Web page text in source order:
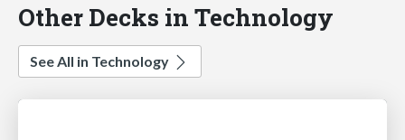
Other Decks in Technology
See All in Technology